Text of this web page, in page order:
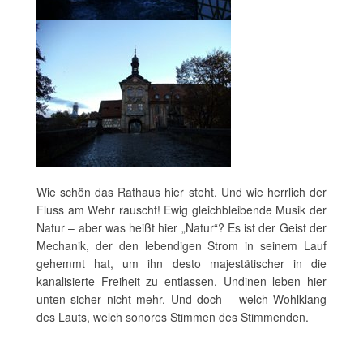
Wie schön das Rathaus hier steht. Und wie herrlich der
Fluss am Wehr rauscht! Ewig gleichbleibende Musik der
Natur – aber was heißt hier „Natur“? Es ist der Geist der
Mechanik, der den lebendigen Strom in seinem Lauf
gehemmt hat, um ihn desto majestätischer in die
kanalisierte Freiheit zu entlassen. Undinen leben hier
unten sicher nicht mehr. Und doch – welch Wohlklang
des Lauts, welch sonores Stimmen des Stimmenden.